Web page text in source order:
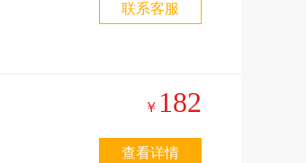
联系客服
￥ 182
查看详情